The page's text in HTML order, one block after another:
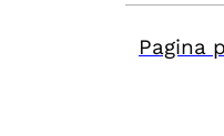
Pagina